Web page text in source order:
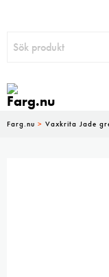
Farg.nu > Vaxkrita Jade